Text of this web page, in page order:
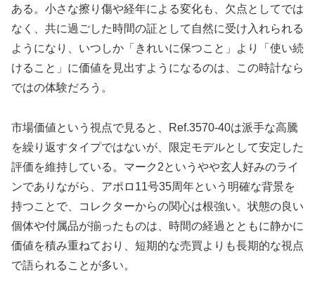
ある。小さな擦り傷や経年による変化も、欠点としてでは
なく、共に過ごした時間の証として自然に受け入れられる
ようになり、いつしか「きれいに保つこと」より「使い続
けること」に価値を見出すようになるのは、この時計なら
ではの体験だろう。
市場価値という視点で見ると、Ref.3570-40は派手な高騰
を繰り返すタイプではないが、限定モデルとして安定した
評価を維持している。マーク2というやや玄人好みのライ
ンでありながら、アポロ11号35周年という明確な背景を
持つことで、コレクターからの関心は根強い。状態の良い
個体や付属品が揃ったものは、時間の経過とともに静かに
価値を積み重ねており、短期的な売買よりも長期的な視点
で語られることが多い。